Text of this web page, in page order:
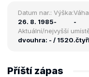
Datum nar.:
26. 8. 1985
Výška:
-
-
Aktuální/nejvyšší
dvouhra: - / 1520.
Příští zápas